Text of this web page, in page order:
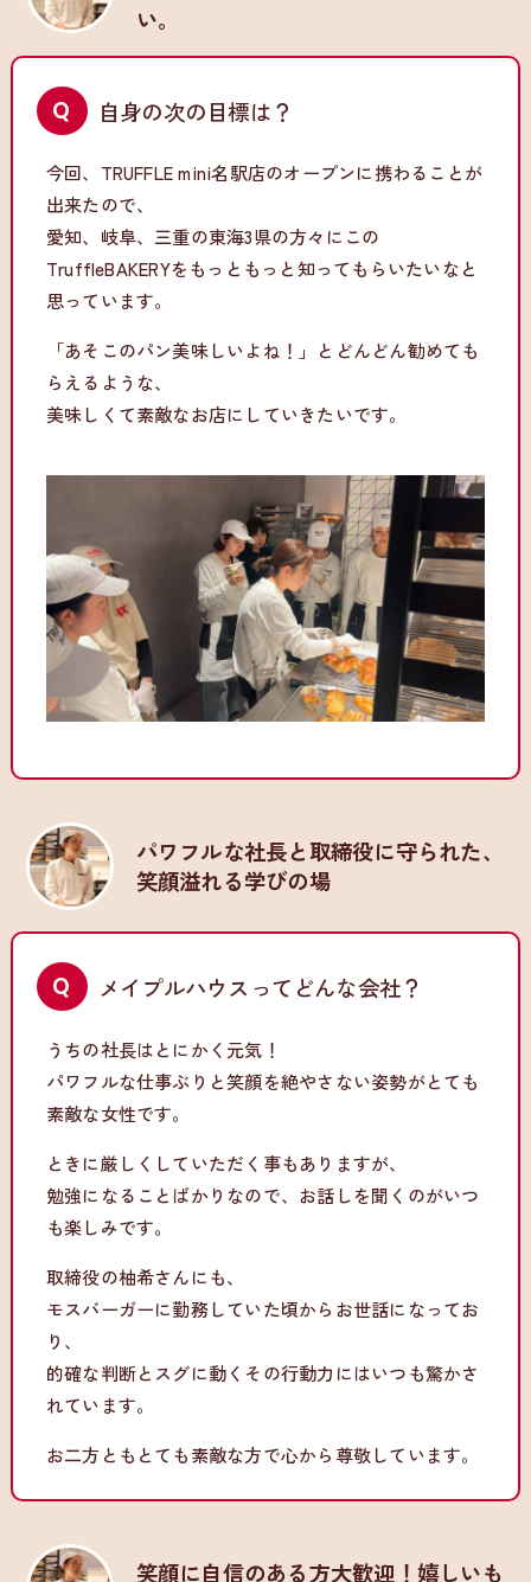
い。
自身の次の目標は？
今回、TRUFFLE mini名駅店のオープンに携わることが
出来たので、
愛知、岐阜、三重の東海3県の方々にこの
TruffleBAKERYをもっともっと知ってもらいたいなと
思っています。
「あそこのパン美味しいよね！」とどんどん勧めても
らえるような、
美味しくて素敵なお店にしていきたいです。
パワフルな社長と取締役に守られた、
笑顔溢れる学びの場
メイプルハウスってどんな会社？
うちの社長はとにかく元気！
パワフルな仕事ぶりと笑顔を絶やさない姿勢がとても
素敵な女性です。
ときに厳しくしていただく事もありますが、
勉強になることばかりなので、お話しを聞くのがいつ
も楽しみです。
取締役の柚希さんにも、
モスバーガーに勤務していた頃からお世話になってお
り、
的確な判断とスグに動くその行動力にはいつも驚かさ
れています。
お二方ともとても素敵な方で心から尊敬しています。
笑顔に自信のある方大歓迎！嬉しいも